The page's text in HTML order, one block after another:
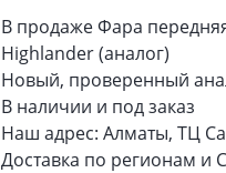
В продаже Фара
Highlander (аналог)
Новый, проверенный
В наличии и под заказ
Наш адрес: Алматы, ТЦ
Доставка по регионам и